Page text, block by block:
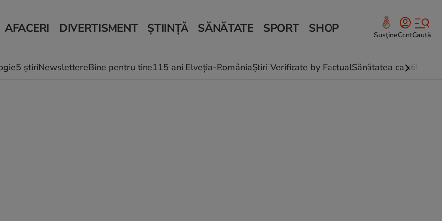
AFACERI
Auto
Locuri de muncă
DIVERTISMENT
Horoscop
Muzică și Filme
ȘTIINȚĂ
Schimbări climatice
SĂNĂTATE
Relații
Rețete culinare
SPORT SHOP SusțineContCaută
5 știriNewslettereBine pentru tine115 ani Elveția-RomâniaȘtiri Verificate by FactualSănătatea ca stil de